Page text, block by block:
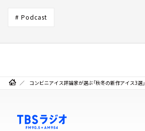
# Podcast
コンビニアイス評論家が選ぶ「秋冬の新作アイス3選」